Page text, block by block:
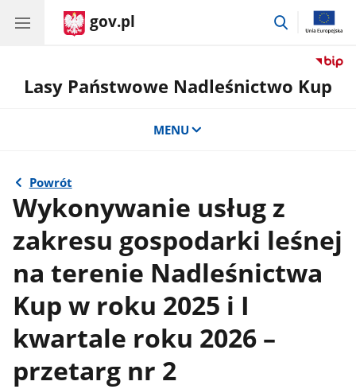
gov.pl
przejdź
Lasy Państwowe Nadleśnictwo Kup
MENU
Powrót
Wykonywanie usług z
zakresu gospodarki leśnej
na terenie Nadleśnictwa
Kup w roku 2025 i I
kwartale roku 2026 –
przetarg nr 2